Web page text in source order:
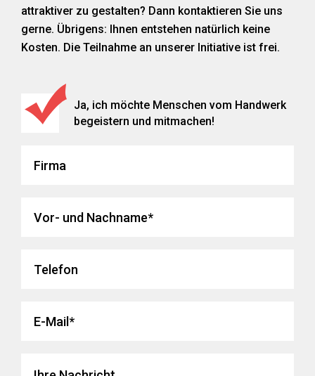
attraktiver zu gestalten? Dann kontaktieren Sie uns
gerne. Übrigens: Ihnen entstehen natürlich keine
Kosten. Die Teilnahme an unserer Initiative ist frei.
Ja, ich möchte Menschen vom Handwerk
begeistern und mitmachen!